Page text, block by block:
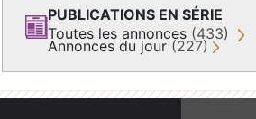
PUBLICATIONS EN SÉRIE
Toutes les annonces (433)
Annonces du jour (227)